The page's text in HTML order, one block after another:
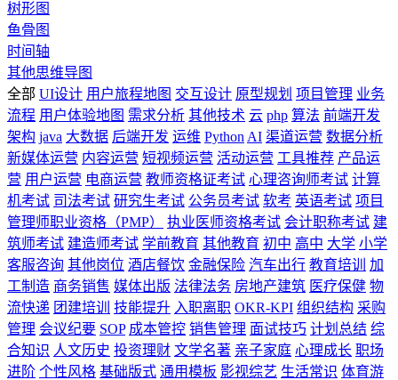
树形图
鱼骨图
时间轴
其他思维导图
全部 UI设计 用户旅程地图 交互设计 原型规划 项目管理 业务
流程 用户体验地图 需求分析 其他技术 云 php 算法 前端开发
架构 java 大数据 后端开发 运维 Python AI 渠道运营 数据分析
新媒体运营 内容运营 短视频运营 活动运营 工具推荐 产品运
营 用户运营 电商运营 教师资格证考试 心理咨询师考试 计算
机考试 司法考试 研究生考试 公务员考试 软考 英语考试 项目
管理师职业资格（PMP）
执业医师资格考试 会计职称考试 建
筑师考试 建造师考试 学前教育 其他教育 初中 高中 大学 小学
客服咨询 其他岗位 酒店餐饮 金融保险 汽车出行 教育培训
加
工制造 商务销售 媒体出版 法律法务 房地产建筑 医疗保健 物
流快递 团建培训 技能提升 入职离职 OKR-KPI 组织结构 采购
管理 会议纪要 SOP 成本管控 销售管理 面试技巧 计划总结 综
合知识 人文历史 投资理财 文学名著 亲子家庭 心理成长 职场
进阶 个性风格 基础版式 通用模板 影视综艺 生活常识 体育游